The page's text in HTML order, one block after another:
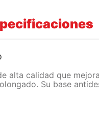
alta calidad que
Su base